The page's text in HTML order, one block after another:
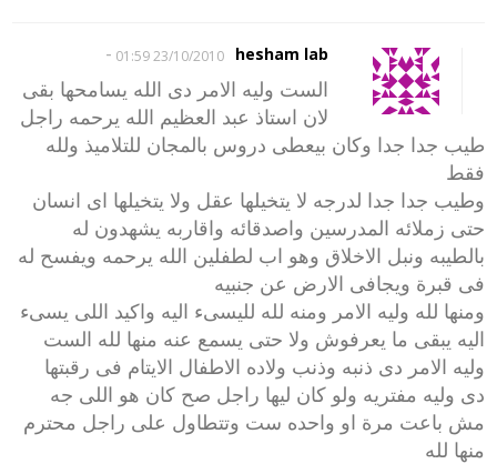
hesham lab
23/10/2010 01:59
-
الست وليه الامر دى الله يسامحها بقى
لان استاذ عبد العظيم الله يرحمه راجل
طيب جدا جدا وكان بيعطى دروس بالمجان للتلاميذ ولله
فقط
وطيب جدا جدا لدرجه لا يتخيلها عقل ولا يتخيلها اى انسان
حتى زملائه المدرسين واصدقائه واقاربه يشهدون له
بالطيبه ونبل الاخلاق وهو اب لطفلين الله يرحمه ويفسح له
فى قبرة ويجافى الارض عن جنبيه
ومنها لله وليه الامر ومنه لله لليسىء اليه واكيد اللى يسىء
اليه يبقى ما يعرفوش ولا حتى يسمع عنه منها لله الست
وليه الامر دى ذنبه وذنب ولاده الاطفال الايتام فى رقبتها
دى وليه مفتريه ولو كان ليها راجل صح كان هو اللى جه
مش باعت مرة او واحده ست وتتطاول على راجل محترم
منها لله